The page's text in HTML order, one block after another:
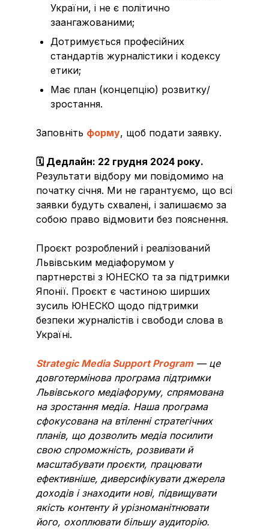
України, і не є політично
заангажованими;
Дотримується професійних
стандартів журналістики і кодексу
етики;
Має план (концепцію) розвитку/
зростання.
Заповніть форму, щоб подати заявку.
🗓 Дедлайн: 22 грудня 2024 року.
Результати відбору ми повідомимо на
початку січня. Ми не гарантуємо, що всі
заявки будуть схвалені, і залишаємо за
собою право відмовити без пояснення.
Проєкт розроблений і реалізований
Львівським медіафорумом у
партнерстві з ЮНЕСКО та за підтримки
Японії. Проєкт є частиною ширших
зусиль ЮНЕСКО щодо підтримки
безпеки журналістів і свободи слова в
Україні.
Strategic Media Support Program— це
довготермінова програма підтримки
Львівського медіафоруму, спрямована
на зростання медіа. Наша програма
сфокусована на втіленні стратегічних
планів, що дозволить медіа посилити
свою спроможність, розвивати й
масштабувати проєкти, працювати
ефективніше, диверсифікувати джерела
доходів і знаходити нові, підвищувати
якість контенту й урізноманітнювати
його, охоплювати більшу аудиторію.